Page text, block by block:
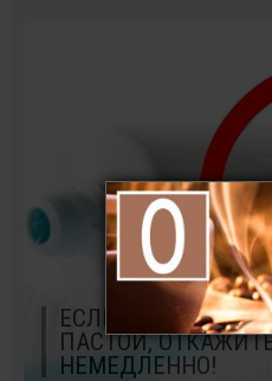
ЕСЛИ ВЫ
ПАСТОЙ,
НЕМЕДЛЕННО!